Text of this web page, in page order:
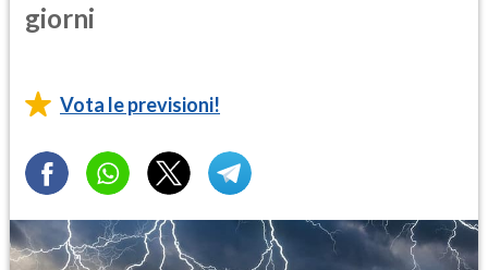
giorni
Vota le previsioni!